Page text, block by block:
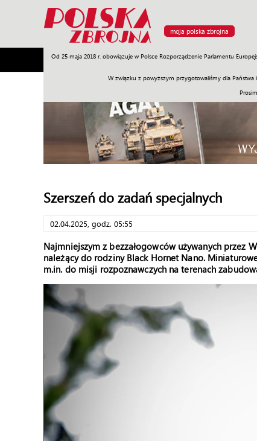
moja polska zbrojna
Od 25 maja 2018 r. obowiązuje w Polsce Rozporządzenie Parlamentu
W związku z powyższym przygotowaliśmy dla
Armia Poligon Sprzęt Misje Polityka
Szerszeń do zadań specjalnych
02.04.2025, godz. 05:55
Najmniejszym z bezzałogowców używanych przez
należący do rodziny Black Hornet Nano.
m.in. do misji rozpoznawczych na terenach